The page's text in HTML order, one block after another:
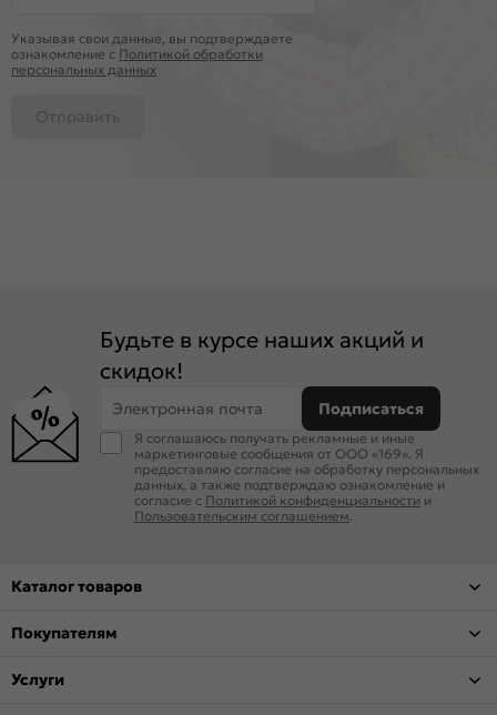
Указывая свои данные, вы подтверждаете
ознакомление c Политикой обработки
персональных данных
Отправить
Будьте в курсе наших акций и
скидок!
Электронная почта Подписаться
Я соглашаюсь получать рекламные и иные
маркетинговые сообщения от ООО «169». Я
предоставляю согласие на обработку персональных
данных, а также подтверждаю ознакомление и
согласие с Политикой конфиденциальности и
Пользовательским соглашением.
Каталог товаров
Покупателям
Услуги